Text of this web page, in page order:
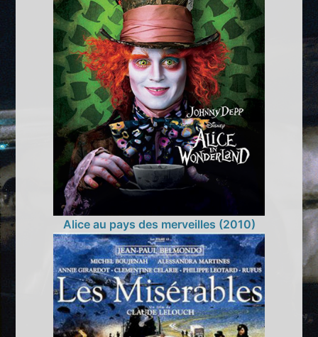
Alice au pays des merveilles (2010)